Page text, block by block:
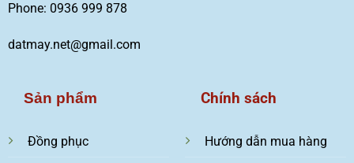
Phone: 0936 999 878
datmay.net@gmail.com
Sản phẩm
Đồng phục
Chính sách
Hướng dẫn mua hàng